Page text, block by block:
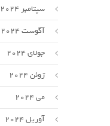
سپتامبر 2024
آگوست 2024
جولای 2024
ژوئن 2024
می 2024
آوریل 2024